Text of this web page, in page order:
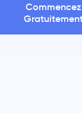
Commencez